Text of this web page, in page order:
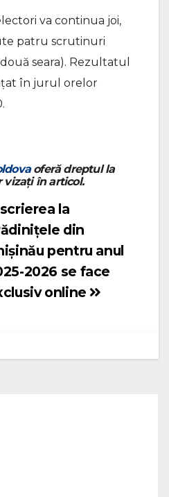
va continua joi,
patru scrutinuri
seara). Rezultatul
în jurul orelor
oferă dreptul la
vizați în articol.
la
din
pentru anul
2026 se face
online